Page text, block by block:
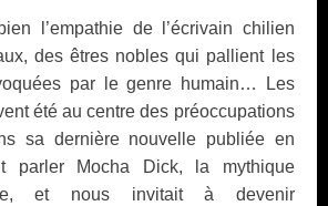
l’empathie de l’écrivain chilien
des êtres nobles qui pallient les
par le genre humain… Les
été au centre des préoccupations
sa dernière nouvelle publiée en
parler Mocha Dick, la mythique
et nous invitait à devenir